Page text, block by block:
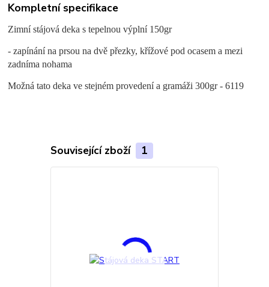
Kompletní specifikace
Zimní stájová deka s tepelnou výplní 150gr
- zapínání na prsou na dvě přezky, křížové pod ocasem a mezi
zadníma nohama
Možná tato deka ve stejném provedení a gramáži 300gr - 6119
Související zboží 1